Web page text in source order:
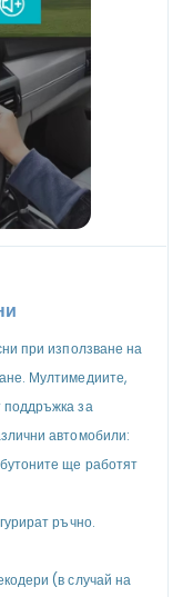
при използване на
Мултимедиите,
за
автомобили:
ще работят
ръчно.
(в случай на